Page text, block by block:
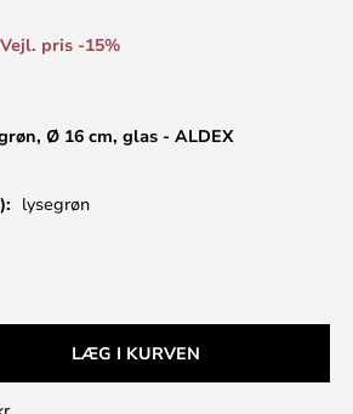
Ø 16 cm, glas - ALDEX
Vejl. pris -15%
lysegrøn
LÆG I KURVEN